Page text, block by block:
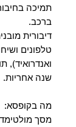
‏תמיכה
ברכב.
‏דיבורית
טלפונים
ואנדרואיד),
שנה אחריות.
מה בקופסא:
מסך